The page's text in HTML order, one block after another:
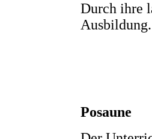
Durch ihre
Ausbildung.
Posaune